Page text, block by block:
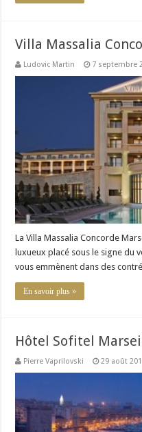
Villa Massalia
Ludovic Martin 7 septembre
La Villa Massalia Concorde
luxueux placé sous le signe du
vous emmènent dans des
En savoir plus »
Hôtel Sofitel
Pierre Vaprilovski 29 août